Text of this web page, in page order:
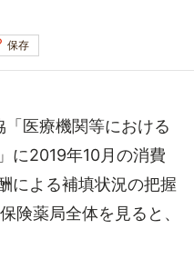
保存
医療機関等における
に2019年10月の消費
による補填状況の把握
険薬局全体を見ると、